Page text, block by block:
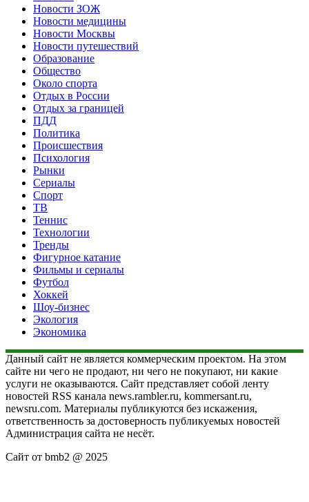
Новости ЗОЖ
Новости медицины
Новости Москвы
Новости путешествий
Образование
Общество
Около спорта
Отдых в России
Отдых за границей
ПДД
Политика
Происшествия
Психология
Рынки
Сериалы
Спорт
ТВ
Теннис
Технологии
Тренды
Фигурное катание
Фильмы и сериалы
Футбол
Хоккей
Шоу-бизнес
Экология
Экономика
Данный сайт не является коммерческим проектом. На этом
сайте ни чего не продают, ни чего не покупают, ни какие
услуги не оказываются. Сайт представляет собой ленту
новостей RSS канала news.rambler.ru, kommersant.ru,
newsru.com. Материалы публикуются без искажения,
ответственность за достоверность публикуемых новостей
Администрация сайта не несёт.
Сайт от bmb2 @ 2025